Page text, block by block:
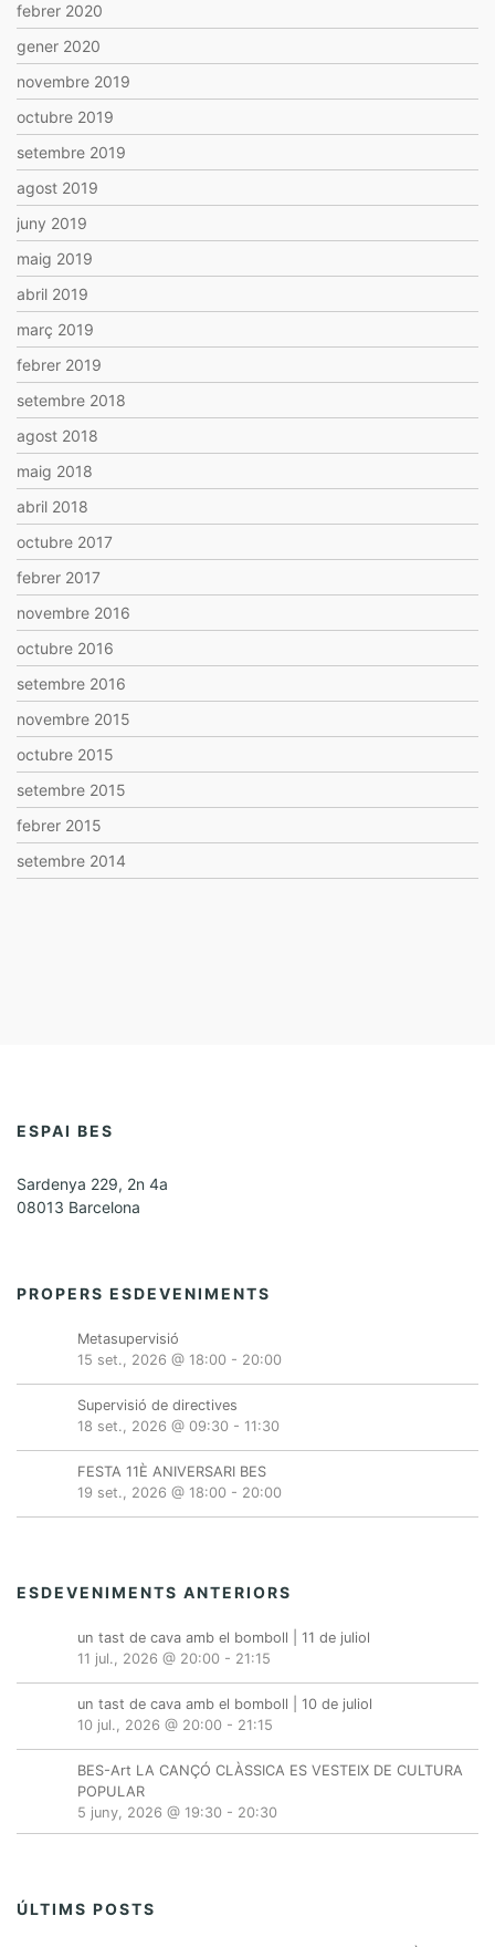
febrer 2020
gener 2020
novembre 2019
octubre 2019
setembre 2019
agost 2019
juny 2019
maig 2019
abril 2019
març 2019
febrer 2019
setembre 2018
agost 2018
maig 2018
abril 2018
octubre 2017
febrer 2017
novembre 2016
octubre 2016
setembre 2016
novembre 2015
octubre 2015
setembre 2015
febrer 2015
setembre 2014
ESPAI BES
Sardenya 229, 2n 4a
08013 Barcelona
PROPERS ESDEVENIMENTS
Metasupervisió
15 set., 2026 @ 18:00 - 20:00
Supervisió de directives
18 set., 2026 @ 09:30 - 11:30
FESTA 11È ANIVERSARI BES
19 set., 2026 @ 18:00 - 20:00
ESDEVENIMENTS ANTERIORS
un tast de cava amb el bomboll | 11 de juliol
11 jul., 2026 @ 20:00 - 21:15
un tast de cava amb el bomboll | 10 de juliol
10 jul., 2026 @ 20:00 - 21:15
BES-Art LA CANÇÓ CLÀSSICA ES VESTEIX DE CULTURA
POPULAR
5 juny, 2026 @ 19:30 - 20:30
ÚLTIMS POSTS